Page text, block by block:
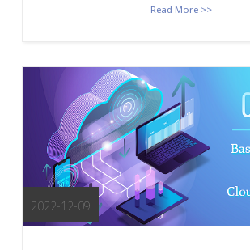
Read More >>
2022-12-09